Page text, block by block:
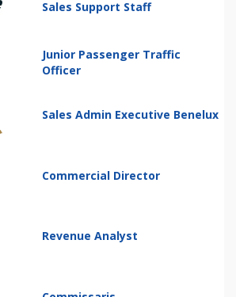
Sales Support Staff
Junior Passenger Traffic
Officer
Sales Admin Executive Benelux
Commercial Director
Revenue Analyst